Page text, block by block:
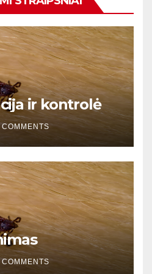
ir kontrolė
COMMENTS
COMMENTS